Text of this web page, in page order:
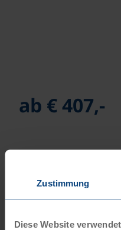
Zustimmung
Diese Website
ab € 407,-
Sternrad Kärntner